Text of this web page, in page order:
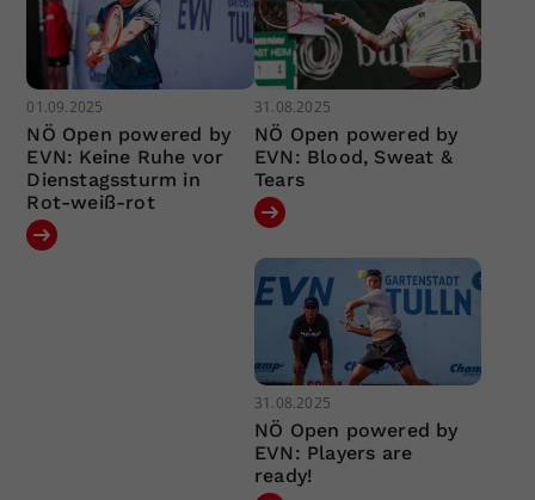
01.09.2025
NÖ Open powered by
EVN: Keine Ruhe vor
Dienstagssturm in
Rot-weiß-rot
31.08.2025
NÖ Open powered by
EVN: Blood, Sweat &
Tears
31.08.2025
NÖ Open powered by
EVN: Players are
ready!